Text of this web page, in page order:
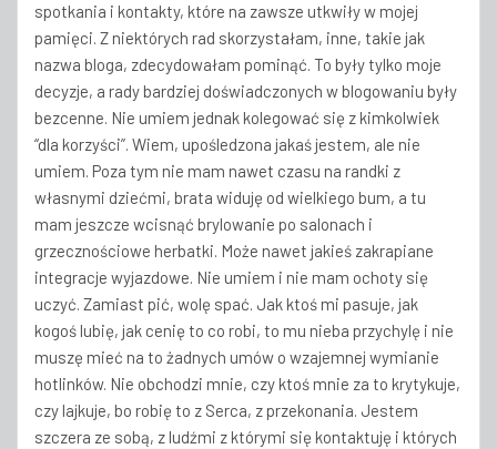
spotkania i kontakty, które na zawsze utkwiły w mojej
pamięci. Z niektórych rad skorzystałam, inne, takie jak
nazwa bloga, zdecydowałam pominąć. To były tylko moje
decyzje, a rady bardziej doświadczonych w blogowaniu były
bezcenne. Nie umiem jednak kolegować się z kimkolwiek
“dla korzyści”. Wiem, upośledzona jakaś jestem, ale nie
umiem. Poza tym nie mam nawet czasu na randki z
własnymi dziećmi, brata widuję od wielkiego bum, a tu
mam jeszcze wcisnąć brylowanie po salonach i
grzecznościowe herbatki. Może nawet jakieś zakrapiane
integracje wyjazdowe. Nie umiem i nie mam ochoty się
uczyć. Zamiast pić, wolę spać. Jak ktoś mi pasuje, jak
kogoś lubię, jak cenię to co robi, to mu nieba przychylę i nie
muszę mieć na to żadnych umów o wzajemnej wymianie
hotlinków. Nie obchodzi mnie, czy ktoś mnie za to krytykuje,
czy lajkuje, bo robię to z Serca, z przekonania. Jestem
szczera ze sobą, z ludźmi z którymi się kontaktuję i których